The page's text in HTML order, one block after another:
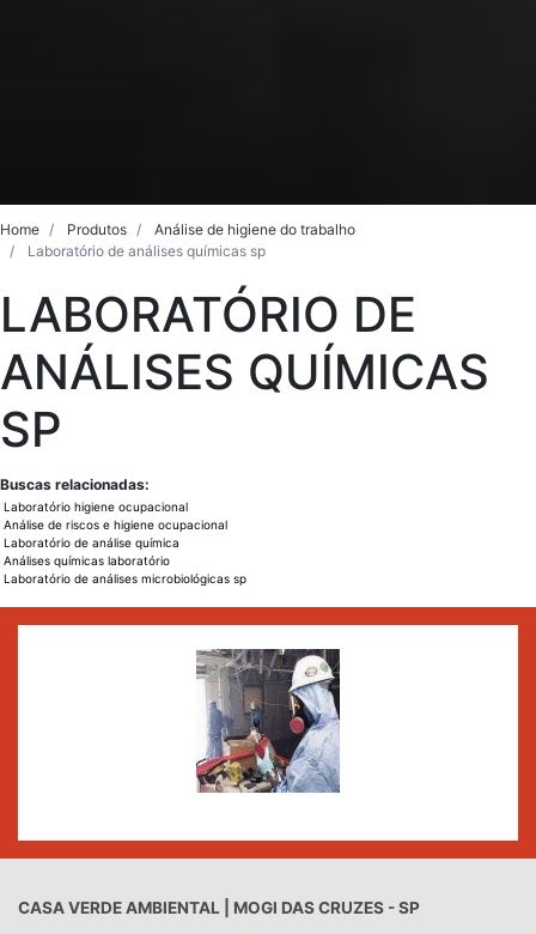
Home Produtos
Análise de higiene do trabalho
Laboratório de análises químicas sp
LABORATÓRIO DE
ANÁLISES QUÍMICAS
SP
Buscas relacionadas:
Laboratório higiene ocupacional
Análise de riscos e higiene ocupacional
Laboratório de análise química
Análises químicas laboratório
Laboratório de análises microbiológicas sp
CASA VERDE AMBIENTAL | MOGI DAS CRUZES - SP